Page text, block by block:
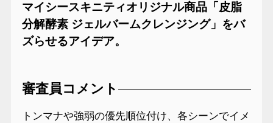
マイシースキニティオリジナル商品「皮脂
分解酵素 ジェルバームクレンジング」をバ
ズらせるアイデア。
審査員コメント
トンマナや強弱の優先順位付け、各シーンでイメ